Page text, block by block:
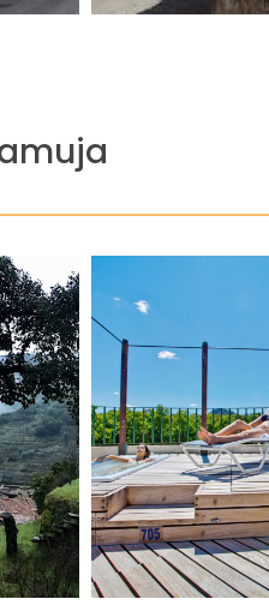
la
de
como
de
con su
Sus
Es hora
disfrutar,
SPA DÍA
completo en
Monfortinho,
da civilización
calidad y pureza de
de Penha Garcia.
termal, ideal para
cultivar el espíritu y
nuevas